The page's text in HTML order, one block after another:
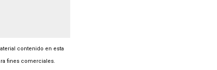
contenido en esta
fines comerciales.